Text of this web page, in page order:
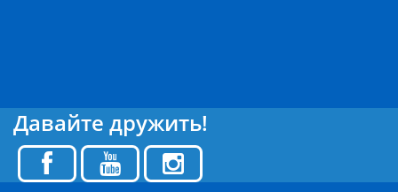
Давайте дружить!